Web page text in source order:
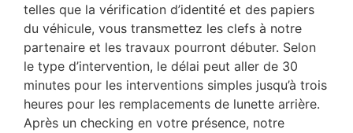
telles que la vérification d’identité et des papiers
du véhicule, vous transmettez les clefs à notre
partenaire et les travaux pourront débuter. Selon
le type d’intervention, le délai peut aller de 30
minutes pour les interventions simples jusqu’à trois
heures pour les remplacements de lunette arrière.
Après un checking en votre présence, notre